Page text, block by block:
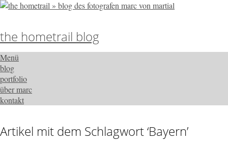
the hometrail blog
Menü
blog
portfolio
über marc
kontakt
Artikel mit dem Schlagwort ‘Bayern’